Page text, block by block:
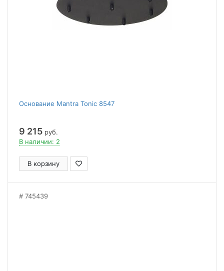
Основание Mantra Tonic 8547
9 215 руб.
В наличии: 2
В корзину
745439